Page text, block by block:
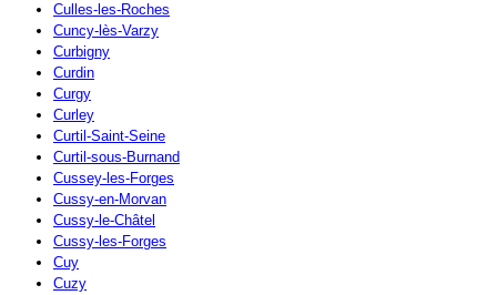
Culles-les-Roches
Cuncy-lès-Varzy
Curbigny
Curdin
Curgy
Curley
Curtil-Saint-Seine
Curtil-sous-Burnand
Cussey-les-Forges
Cussy-en-Morvan
Cussy-le-Châtel
Cussy-les-Forges
Cuy
Cuzy